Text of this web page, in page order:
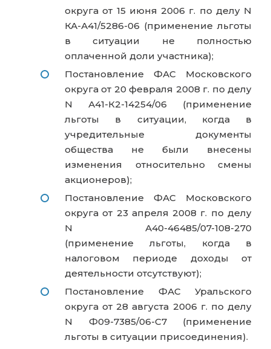
округа от 15 июня 2006 г. по делу N
КА-А41/5286-06 (применение льготы
в ситуации не полностью
оплаченной доли участника);
Постановление ФАС Московского
округа от 20 февраля 2008 г. по делу
N А41-К2-14254/06 (применение
льготы в ситуации, когда в
учредительные документы
общества не были внесены
изменения относительно смены
акционеров);
Постановление ФАС Московского
округа от 23 апреля 2008 г. по делу
N А40-46485/07-108-270
(применение льготы, когда в
налоговом периоде доходы от
деятельности отсутствуют);
Постановление ФАС Уральского
округа от 28 августа 2006 г. по делу
N Ф09-7385/06-С7 (применение
льготы в ситуации присоединения).